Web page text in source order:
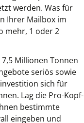
werden. Was für
Ihrer Mailbox im
mehr, 1 oder 2
Millionen Tonnen
seriös sowie
sich für
Lag die Pro-Kopf-
bestimmte
eingeben und